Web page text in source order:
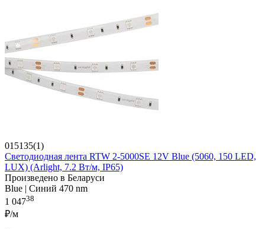
015135(1)
Светодиодная лента RTW 2-5000SE 12V Blue (5060, 150 LED,
LUX) (Arlight, 7.2 Вт/м, IP65)
Произведено в Беларуси
Blue | Синий 470 nm
1 04738
₽/м